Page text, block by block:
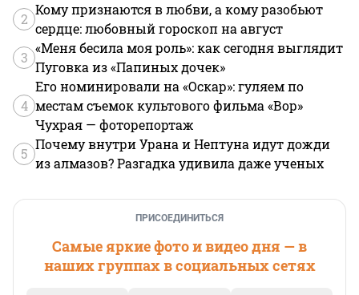
2
Кому признаются в любви, а кому разобьют
сердце: любовный гороскоп на август
3
«Меня бесила моя роль»: как сегодня выглядит
Пуговка из «Папиных дочек»
4
Его номинировали на «Оскар»: гуляем по
местам съемок культового фильма «Вор»
Чухрая — фоторепортаж
5
Почему внутри Урана и Нептуна идут дожди
из алмазов? Разгадка удивила даже ученых
ПРИСОЕДИНИТЬСЯ
Самые яркие фото и видео дня — в
наших группах в социальных сетях